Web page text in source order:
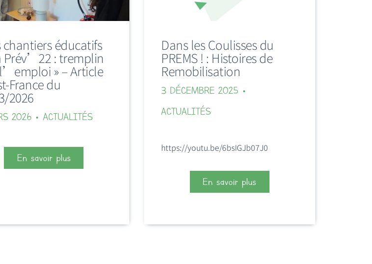
chantiers éducatifs
Prév’22 : tremplin
» – Article
France du
2026
2026 ACTUALITÉS
En savoir plus
Dans les Coulisses du
PREMS ! : Histoires de
Remobilisation
3 DÉCEMBRE 2025
ACTUALITÉS
https://youtu.be/6bsIGJb07J0
En savoir plus